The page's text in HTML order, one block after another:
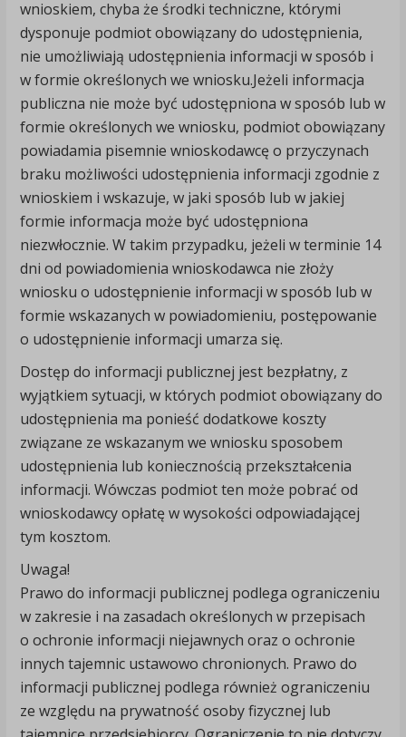
wnioskiem, chyba że środki techniczne, którymi
dysponuje podmiot obowiązany do udostępnienia,
nie umożliwiają udostępnienia informacji w sposób i
w formie określonych we wniosku.Jeżeli informacja
publiczna nie może być udostępniona w sposób lub w
formie określonych we wniosku, podmiot obowiązany
powiadamia pisemnie wnioskodawcę o przyczynach
braku możliwości udostępnienia informacji zgodnie z
wnioskiem i wskazuje, w jaki sposób lub w jakiej
formie informacja może być udostępniona
niezwłocznie. W takim przypadku, jeżeli w terminie 14
dni od powiadomienia wnioskodawca nie złoży
wniosku o udostępnienie informacji w sposób lub w
formie wskazanych w powiadomieniu, postępowanie
o udostępnienie informacji umarza się.
Dostęp do informacji publicznej jest bezpłatny, z
wyjątkiem sytuacji, w których podmiot obowiązany do
udostępnienia ma ponieść dodatkowe koszty
związane ze wskazanym we wniosku sposobem
udostępnienia lub koniecznością przekształcenia
informacji. Wówczas podmiot ten może pobrać od
wnioskodawcy opłatę w wysokości odpowiadającej
tym kosztom.
Uwaga!
Prawo do informacji publicznej podlega ograniczeniu
w zakresie i na zasadach określonych w przepisach
o ochronie informacji niejawnych oraz o ochronie
innych tajemnic ustawowo chronionych. Prawo do
informacji publicznej podlega również ograniczeniu
ze względu na prywatność osoby fizycznej lub